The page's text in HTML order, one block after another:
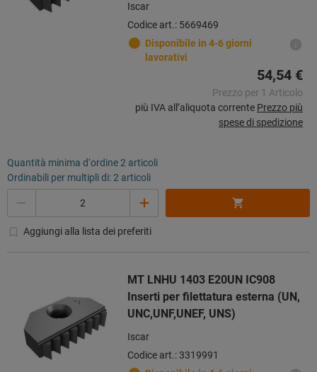
Iscar
Codice art.: 5669469
Disponibile in 4-6 giorni
lavorativi
54,54 €
Prezzo per 1 Articolo
più IVA all’aliquota corrente Prezzo più
spese di spedizione
Quantità minima d‘ordine 2 articoli
Ordinabili per multipli di: 2 articoli
Aggiungi alla lista dei preferiti
MT LNHU 1403 E20UN IC908
Inserti per filettatura esterna (UN,
UNC,UNF,UNEF, UNS)
Iscar
Codice art.: 3319991